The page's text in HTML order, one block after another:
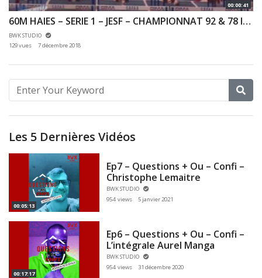
00:00:41
60M HAIES – SERIE 1 – JESF – CHAMPIONNAT 92 & 78 INDOOR 02/12/2018 – EAUBONNE
BWK STUDIO
129 vues
7 décembre 2018
Les 5 Dernières Vidéos
00:05:13
Ep7 – Questions + Ou – Confi –
Christophe Lemaitre
BWK STUDIO
954 views
5 janvier 2021
00:17:17
Ep6 – Questions + Ou – Confi –
L’intégrale Aurel Manga
BWK STUDIO
954 views
31 décembre 2020